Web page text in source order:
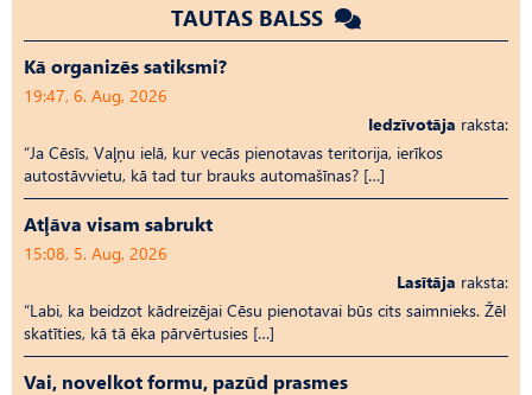
TAUTAS BALSS
Kā organizēs satiksmi?
19:47, 6. Aug, 2026
Iedzīvotāja raksta:
“Ja Cēsīs, Vaļņu ielā, kur vecās pienotavas teritorija, ierīkos
autostāvvietu, kā tad tur brauks automašīnas? […]
Atļāva visam sabrukt
15:08, 5. Aug, 2026
Lasītāja raksta:
“Labi, ka beidzot kādreizējai Cēsu pienotavai būs cits saimnieks. Žēl
skatīties, kā tā ēka pārvērtusies […]
Vai, novelkot formu, pazūd prasmes